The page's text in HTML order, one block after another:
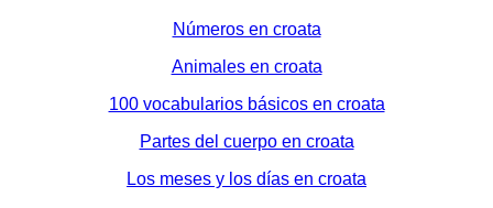
Números en croata
Animales en croata
100 vocabularios básicos en croata
Partes del cuerpo en croata
Los meses y los días en croata